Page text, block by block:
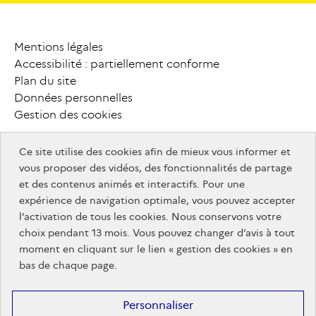
monmaster.gouv.fr
Pied
de
page
Mentions légales
Accessibilité : partiellement conforme
Plan du site
Données personnelles
Gestion des cookies
Footer
autres
sites
info.gouv.fr
service-public.gouv.fr
info.gouv.fr
legifrance.gouv.fr
service-
public.gouv.fr
info.gouv.fr
data.gouv.fr legifrance.gouv.fr
service-
public.gouv.fr
Ce site utilise des cookies afin de mieux vous informer et
vous proposer des vidéos, des fonctionnalités de partage
et des contenus animés et interactifs. Pour une
expérience de navigation optimale, vous pouvez accepter
l’activation de tous les cookies. Nous conservons votre
choix pendant 13 mois. Vous pouvez changer d’avis à tout
moment en cliquant sur le lien « gestion des cookies » en
bas de chaque page.
Personnaliser